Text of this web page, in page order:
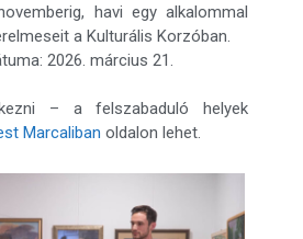
havi egy alkalommal
a Kulturális Korzóban.
2026. március 21.
– a felszabaduló helyek
Marcaliban oldalon lehet.